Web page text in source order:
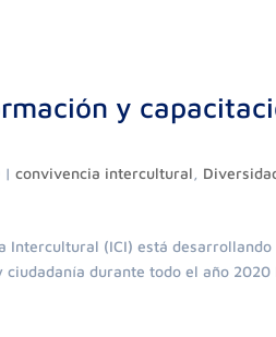
y
|convivencia intercultural,
Intercultural (ICI) está
durante todo el año